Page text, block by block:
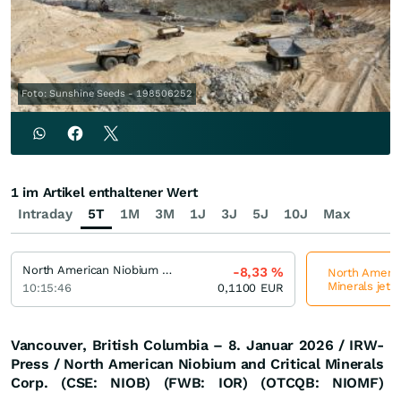
Foto: Sunshine Seeds - 198506252
Vancouver, British Columbia – 8. Januar 2026 / IRW-
Press / North American Niobium and Critical Minerals
Corp. (CSE: NIOB) (FWB: IOR) (OTCQB: NIOMF)
Intraday 5T 1M 3M 1J 3J 5J 10J Max
1 im Artikel enthaltener Wert
North American Niobium and Critical Minerals
10:15:46
-8,33%
0,1100 EUR
North
Minerals